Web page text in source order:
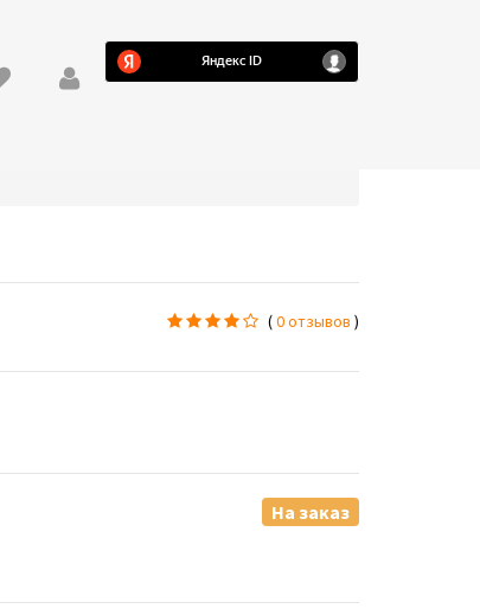
(0 отзывов )
На заказ